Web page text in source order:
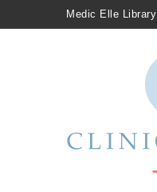
Medic Elle Library